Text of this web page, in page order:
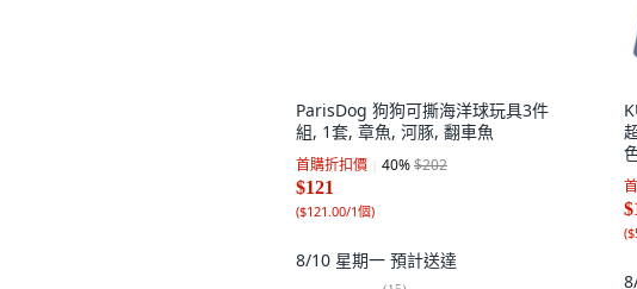
ParisDog 狗狗可撕海洋球玩具3件
組, 1套, 章魚, 河豚, 翻車魚
首購折扣價 40%$202
$121
($121.00/1個)
8/10 星期一 預計送達
(